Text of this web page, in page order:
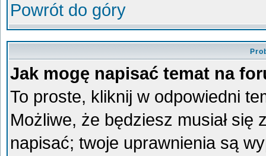
Powrót do góry
Jak mogę napisać temat na
To proste, kliknij w odpowiedni
Możliwe, że będziesz musiał się
napisać; twoje uprawnienia są